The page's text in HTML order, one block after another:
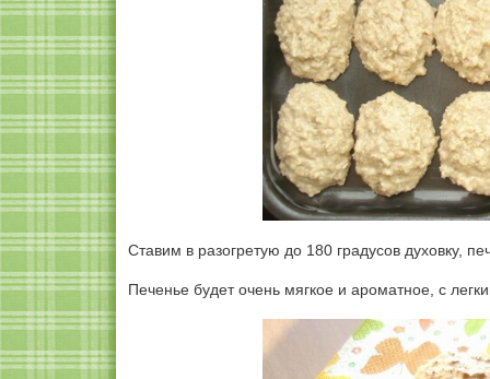
Ставим в разогретую до 180 градусов духовку,
Печенье будет очень мягкое и ароматное, с